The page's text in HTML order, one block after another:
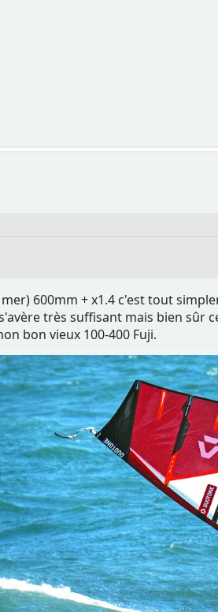
600mm + x1.4 c'est tout
très suffisant mais bien sûr
bon vieux 100-400 Fuji.